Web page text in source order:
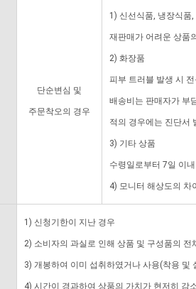
단순변심 및
주문착오의 경우
1) 신선식품, 냉장식품
재판매가 어려운 상품
2) 화장품
피부 트러블 발생 시
배송비는 판매자가 부
적의 경우에는 진단서
3) 기타 상품
수령일로부터 7일 이
4) 모니터 해상도의 차
1) 신청기한이 지난 경우
2) 소비자의 과실로 인해 상품 및 구성품의
3) 개봉하여 이미 섭취하였거나 사용(착용 및
4) 시간이 경과하여 상품의 가치가 현저히 감